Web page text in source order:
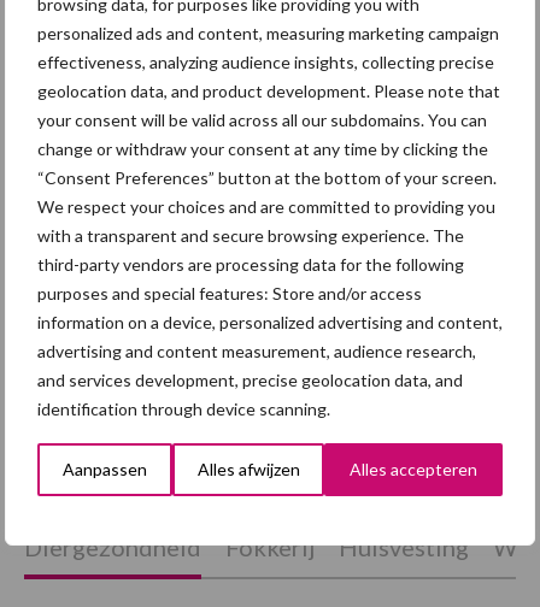
browsing data, for purposes like providing you with
personalized ads and content, measuring marketing campaign
effectiveness, analyzing audience insights, collecting precise
geolocation data, and product development. Please note that
your consent will be valid across all our subdomains. You can
change or withdraw your consent at any time by clicking the
“Consent Preferences” button at the bottom of your screen.
We respect your choices and are committed to providing you
with a transparent and secure browsing experience. The
third-party vendors are processing data for the following
purposes and special features: Store and/or access
information on a device, personalized advertising and content,
advertising and content measurement, audience research,
and services development, precise geolocation data, and
identification through device scanning.
Aanpassen Alles afwijzen Alles accepteren
Droogte zet landbouw
opnieuw onder druk:
klimaatverandering
versterkt watertekort
Buitenuitloop: hoeveel
nutriënten halen varkens
daaruit?
Europese Commissie stelt
veehouderijstrategie vast:
op naar een sterke,
winstgevende en
toekomstbestendige sector
Diergezondheid Fokkerij Huisvesting